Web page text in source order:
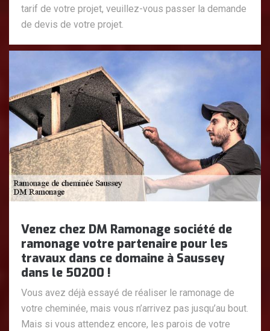
tarif de votre projet, veuillez-vous passer la demande
de devis de votre projet.
Venez chez DM Ramonage société de
ramonage votre partenaire pour les
travaux dans ce domaine à Saussey
dans le 50200 !
Vous avez déjà essayé de réaliser le ramonage de
votre cheminée, mais vous n’arrivez pas jusqu’au bout.
Mais si vous attendez encore, les parois de votre